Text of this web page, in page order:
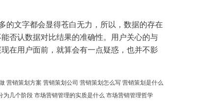
的文字都会显得苍白无力，所以， 数据的存在
否认数据对比结果的准确性。 用户关心的与
在用户面前，就算会有一点疑惑，也并不影
营销策划方案 营销策划公司 营销策划怎么写 营销策划是什么
为几个阶段 市场营销管理的实质是什么 市场营销管理哲学